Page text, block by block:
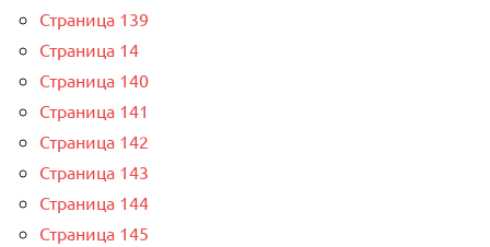
Страница 139
Страница 14
Страница 140
Страница 141
Страница 142
Страница 143
Страница 144
Страница 145